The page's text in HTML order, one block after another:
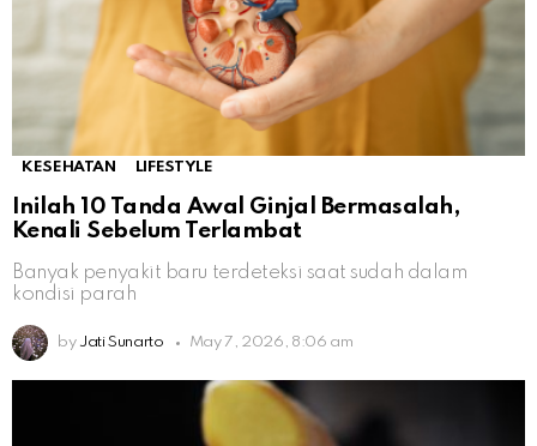
KESEHATAN LIFESTYLE
Inilah 10 Tanda Awal Ginjal Bermasalah,
Kenali Sebelum Terlambat
Banyak penyakit baru terdeteksi saat sudah dalam
kondisi parah
by Jati Sunarto May 7, 2026, 8:06 am